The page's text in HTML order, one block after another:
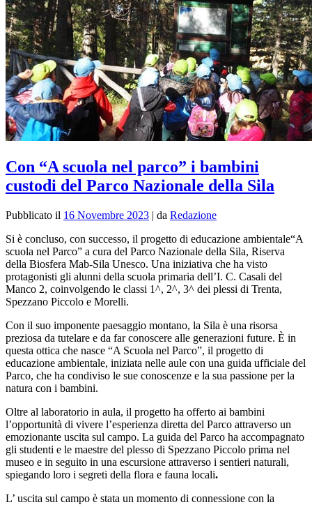
Con “A scuola nel parco” i bambini
custodi del Parco Nazionale della Sila
Pubblicato il 16 Novembre 2023 | da Redazione
Si è concluso, con successo, il progetto di educazione ambientale“A
scuola nel Parco” a cura del Parco Nazionale della Sila, Riserva
della Biosfera Mab-Sila Unesco. Una iniziativa che ha visto
protagonisti gli alunni della scuola primaria dell’I. C. Casali del
Manco 2, coinvolgendo le classi 1^, 2^, 3^ dei plessi di Trenta,
Spezzano Piccolo e Morelli.
Con il suo imponente paesaggio montano, la Sila è una risorsa
preziosa da tutelare e da far conoscere alle generazioni future. È in
questa ottica che nasce “A Scuola nel Parco”, il progetto di
educazione ambientale, iniziata nelle aule con una guida ufficiale del
Parco, che ha condiviso le sue conoscenze e la sua passione per la
natura con i bambini.
Oltre al laboratorio in aula, il progetto ha offerto ai bambini
l’opportunità di vivere l’esperienza diretta del Parco attraverso un
emozionante uscita sul campo. La guida del Parco ha accompagnato
gli studenti e le maestre del plesso di Spezzano Piccolo prima nel
museo e in seguito in una escursione attraverso i sentieri naturali,
spiegando loro i segreti della flora e fauna locali.
L’ uscita sul campo è stata un momento di connessione con la